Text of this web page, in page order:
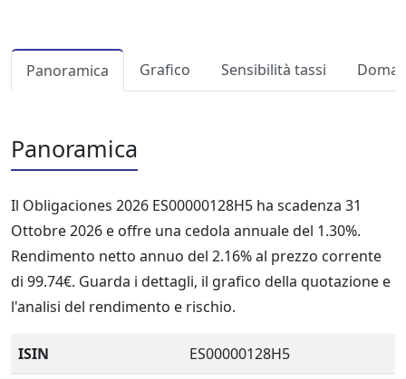
Panoramica Grafico Sensibilità tassi
Panoramica
Il Obligaciones 2026 ES00000128H5 ha scadenza 31
Ottobre 2026 e offre una cedola annuale del 1.30%.
Rendimento netto annuo del 2.16% al prezzo corrente
di 99.74€. Guarda i dettagli, il grafico della quotazione e
l'analisi del rendimento e rischio.
ISIN ES00000128H5